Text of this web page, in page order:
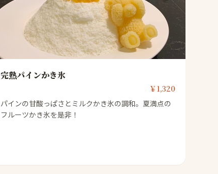
完熟パインかき氷
￥1,320
パインの甘酸っぱさとミルクかき氷の調和。夏満点の
フルーツかき氷を是非！